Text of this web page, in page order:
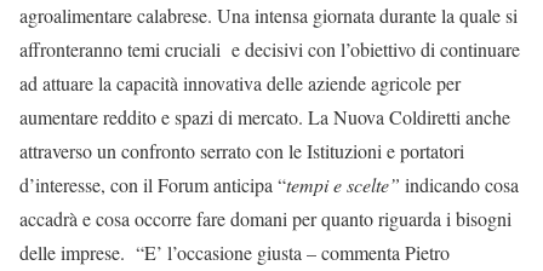
agroalimentare calabrese. Una intensa giornata durante la quale si
affronteranno temi cruciali e decisivi con l’obiettivo di continuare
ad attuare la capacità innovativa delle aziende agricole per
aumentare reddito e spazi di mercato. La Nuova Coldiretti anche
attraverso un confronto serrato con le Istituzioni e portatori
d’interesse, con il Forum anticipa “tempi e scelte” indicando cosa
accadrà e cosa occorre fare domani per quanto riguarda i bisogni
delle imprese. “E’ l’occasione giusta – commenta Pietro